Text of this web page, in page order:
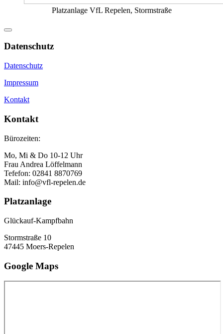
Platzanlage VfL Repelen, Stormstraße
Datenschutz
Datenschutz
Impressum
Kontakt
Kontakt
Bürozeiten:
Mo, Mi & Do 10-12 Uhr
Frau Andrea Löffelmann
Tefefon: 02841 8870769
Mail: info@vfl-repelen.de
Platzanlage
Glückauf-Kampfbahn
Stormstraße 10
47445 Moers-Repelen
Google Maps